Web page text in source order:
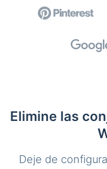
Elimine las
Deje de